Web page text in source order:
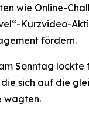
wie Online-
Kurzvideo-
fördern.
Sonntag lockte
sich auf die
wagten.